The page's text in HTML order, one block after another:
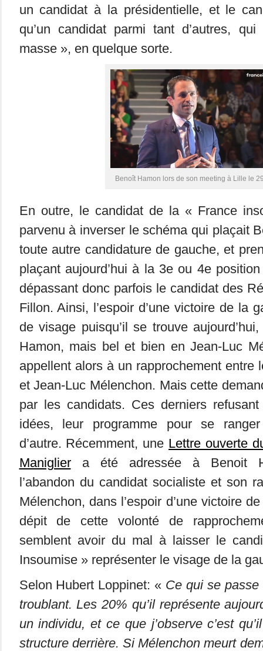
un candidat à la présidentielle, et le
qu’un candidat parmi tant d’autres,
masse », en quelque sorte.
Benoît Hamon lors de son meeting à Lille le
En outre, le candidat de la « France
parvenu à inverser le schéma qui plaçait
toute autre candidature de gauche, et
plaçant aujourd’hui à la 3e ou 4e
dépassant donc parfois le candidat des
Fillon. Ainsi, l’espoir d’une victoire de la
de visage puisqu’il se trouve
Hamon, mais bel et bien en Jean-Luc
appellent alors à un rapprochement entre
et Jean-Luc Mélenchon. Mais cette
par les candidats. Ces derniers refusant
idées, leur programme pour se ranger
d’autre. Récemment, une Lettre ouverte
Manigliera été adressée à Benoit
l’abandon du candidat socialiste et son
Mélenchon, dans l’espoir d’une victoire
dépit de cette volonté de
semblent avoir du mal à laisser le
Insoumise » représenter le visage de la
Selon Hubert Loppinet: « Ce qui se
troublant. Les 20% qu’il représente
un individu, et ce que j’observe c’est
structure derrière. Si Mélenchon meurt